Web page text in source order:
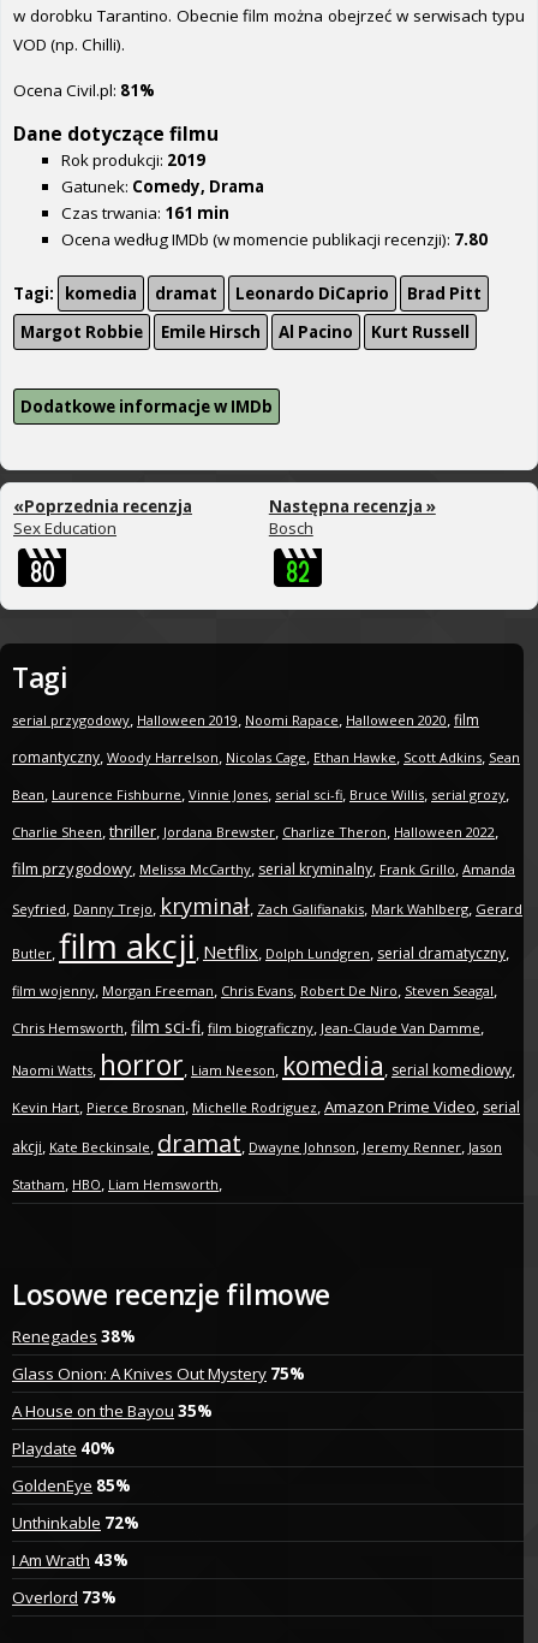
w dorobku Tarantino. Obecnie film można obejrzeć w serwisach typu
VOD (np. Chilli).
Ocena Civil.pl: 81%
Dane dotyczące filmu
Rok produkcji: 2019
Gatunek: Comedy, Drama
Czas trwania: 161 min
Ocena według IMDb (w momencie publikacji recenzji): 7.80
Tagi: komedia dramat Leonardo DiCaprio
Brad Pitt
Margot Robbie
Emile Hirsch Al Pacino Kurt Russell
Dodatkowe informacje w IMDb
«Poprzednia recenzja
Sex Education
Następna recenzja »
Bosch
Tagi
serial przygodowy, Halloween 2019, Noomi Rapace, Halloween 2020,film
romantyczny, Woody Harrelson, Nicolas Cage, Ethan Hawke, Scott Adkins, Sean
Bean, Laurence Fishburne, Vinnie Jones, serial sci-fi, Bruce Willis, serial grozy,
Charlie Sheen,thriller, Jordana Brewster, Charlize Theron, Halloween 2022,
film przygodowy, Melissa McCarthy, serial kryminalny, Frank Grillo, Amanda
Seyfried, Danny Trejo, kryminał, Zach Galifianakis, Mark Wahlberg, Gerard
Butler,film akcji, Netflix, Dolph Lundgren, serial dramatyczny,
film wojenny, Morgan Freeman, Chris Evans, Robert De Niro, Steven Seagal,
Chris Hemsworth,film sci-fi, film biograficzny, Jean-Claude Van Damme,
Naomi Watts, horror, Liam Neeson, komedia, serial komediowy,
Kevin Hart, Pierce Brosnan, Michelle Rodriguez,Amazon Prime Video, serial
akcji, Kate Beckinsale, dramat, Dwayne Johnson, Jeremy Renner, Jason
Statham, HBO, Liam Hemsworth,
Losowe recenzje filmowe
Renegades 38%
Glass Onion: A Knives Out Mystery 75%
A House on the Bayou 35%
Playdate 40%
GoldenEye 85%
Unthinkable 72%
I Am Wrath 43%
Overlord 73%